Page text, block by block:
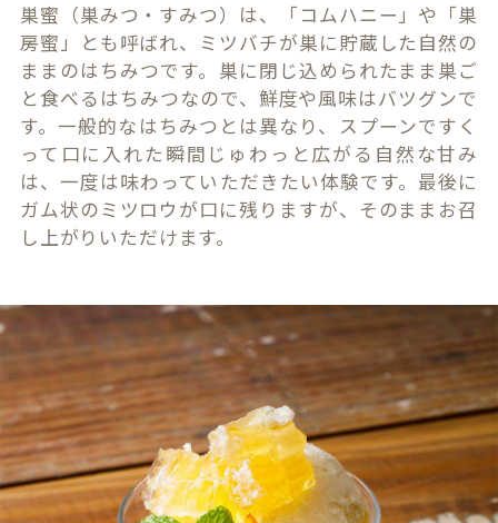
巣蜜（巣みつ・すみつ）は、「コムハニー」や「巣
房蜜」とも呼ばれ、ミツバチが巣に貯蔵した自然の
ままのはちみつです。巣に閉じ込められたまま巣ご
と食べるはちみつなので、鮮度や風味はバツグンで
す。一般的なはちみつとは異なり、スプーンですく
って口に入れた瞬間じゅわっと広がる自然な甘み
は、一度は味わっていただきたい体験です。最後に
ガム状のミツロウが口に残りますが、そのままお召
し上がりいただけます。